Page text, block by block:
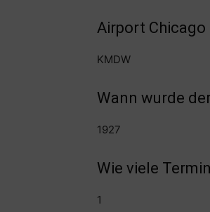
Airport Chicago
KMDW
Wann wurde
1927
Wie viele
1